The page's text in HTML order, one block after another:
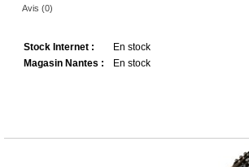
Avis (0)
Stock Internet :
En stock
Magasin Nantes :
En stock